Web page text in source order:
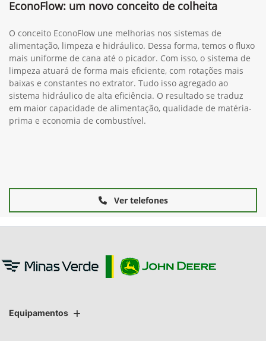
EconoFlow: um novo conceito de colheita
O conceito EconoFlow une melhorias nos sistemas de
alimentação, limpeza e hidráulico. Dessa forma, temos o fluxo
mais uniforme de cana até o picador. Com isso, o sistema de
limpeza atuará de forma mais eficiente, com rotações mais
baixas e constantes no extrator. Tudo isso agregado ao
sistema hidráulico de alta eficiência. O resultado se traduz
em maior capacidade de alimentação, qualidade de matéria-
prima e economia de combustível.
Ver telefones
Equipamentos